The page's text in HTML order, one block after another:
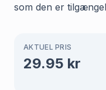
som den er
AKTUEL PRIS
29.95 kr